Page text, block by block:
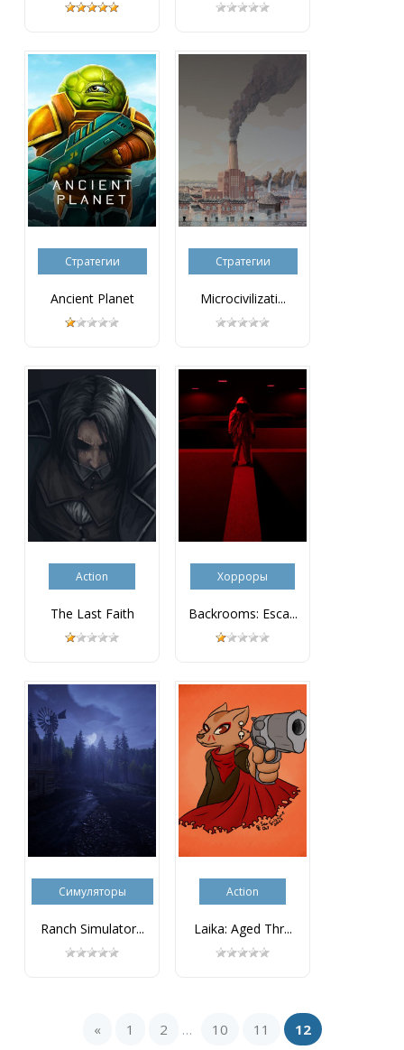
Стратегии
Ancient Planet
Стратегии
Microcivilizati...
Action
The Last Faith
Хорроры
Backrooms: Esca...
Симуляторы
Ranch Simulator...
Action
Laika: Aged Thr...
« 1 2 ... 10 11 12